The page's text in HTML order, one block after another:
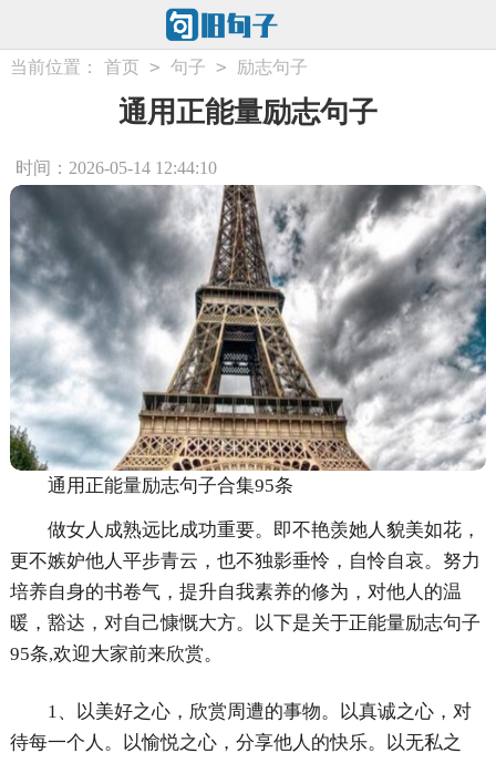
当前位置： 首页 > 句子 > 励志句子
通用正能量励志句子
时间：2026-05-14 12:44:10
通用正能量励志句子合集95条
做女人成熟远比成功重要。即不艳羡她人貌美如花，
更不嫉妒他人平步青云，也不独影垂怜，自怜自哀。努力
培养自身的书卷气，提升自我素养的修为，对他人的温
暖，豁达，对自己慷慨大方。以下是关于正能量励志句子
95条,欢迎大家前来欣赏。
1、以美好之心，欣赏周遭的事物。以真诚之心，对
待每一个人。以愉悦之心，分享他人的快乐。以无私之